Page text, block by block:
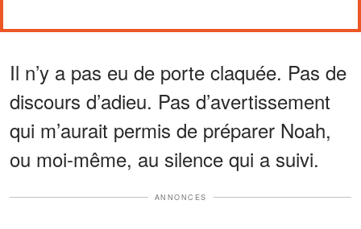
Il n’y a pas eu de porte claquée. Pas de
discours d’adieu. Pas d’avertissement
qui m’aurait permis de préparer Noah,
ou moi-même, au silence qui a suivi.
ANNONCES